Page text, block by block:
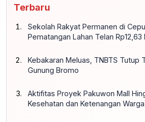
Terbaru
Sekolah Rakyat Permanen di
Pematangan Lahan Telan Rp12,63
Kebakaran Meluas, TNBTS Tutup
Gunung Bromo
Aktifitas Proyek Pakuwon Mall
Kesehatan dan Ketenangan